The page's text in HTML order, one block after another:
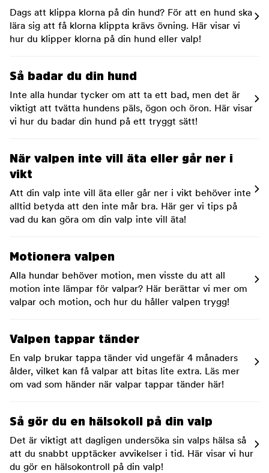
Dags att klippa klorna på din hund? För att en hund ska
lära sig att få klorna klippta krävs övning. Här visar vi
hur du klipper klorna på din hund eller valp!
Så badar du din hund
Inte alla hundar tycker om att ta ett bad, men det är
viktigt att tvätta hundens päls, ögon och öron. Här visar
vi hur du badar din hund på ett tryggt sätt!
När valpen inte vill äta eller går ner i
vikt
Att din valp inte vill äta eller går ner i vikt behöver inte
alltid betyda att den inte mår bra. Här ger vi tips på
vad du kan göra om din valp inte vill äta!
Motionera valpen
Alla hundar behöver motion, men visste du att all
motion inte lämpar för valpar? Här berättar vi mer om
valpar och motion, och hur du håller valpen trygg!
Valpen tappar tänder
En valp brukar tappa tänder vid ungefär 4 månaders
ålder, vilket kan få valpar att bitas lite extra. Läs mer
om vad som händer när valpar tappar tänder här!
Så gör du en hälsokoll på din valp
Det är viktigt att dagligen undersöka sin valps hälsa så
att du snabbt upptäcker avvikelser i tid. Här visar vi hur
du gör en hälsokontroll på din valp!